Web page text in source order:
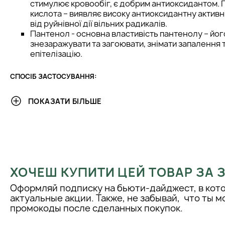
стимулює кровообіг, є добрим антиоксидантом.
кислота – виявляє високу антиоксидантну
від руйнівної дії вільних радикалів.
Пантенол - основна властивість пантенолу –
знезаражувати та загоювати, знімати запалення
епітелізацію.
СПОСІБ ЗАСТОСУВАННЯ:
Пост-догляд: Щоб забезпечити додатковий ефект
обличчя, щоб створити вологу основу для шкіри.
ПОКАЗАТИ БІЛЬШЕ
ХОЧЕШ КУПИТИ ЦЕЙ ТОВАР ЗА
Оформляй подписку на бьюти-дайджест, в
актуальные акции. Также, не забывай, что ты
промокоды после сделанных покупок.